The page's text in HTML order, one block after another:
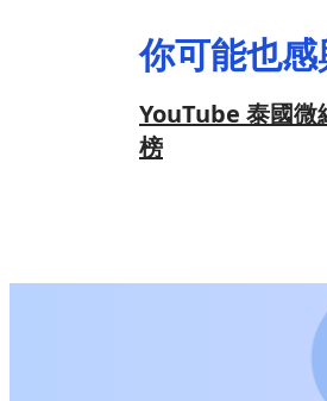
你可能也
YouTube 泰國微
榜